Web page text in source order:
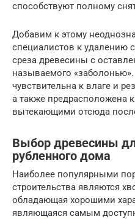
способствуют полному
Добавим к этому
специалистов к удалению
среза древесины с
называемого
чувствительна к влаге и
а также предрасположена
вытекающими отсюда
Выбор древесины
рубленного дома
Наиболее популярными
строительства являются
обладающая хорошими
являющаяся самым